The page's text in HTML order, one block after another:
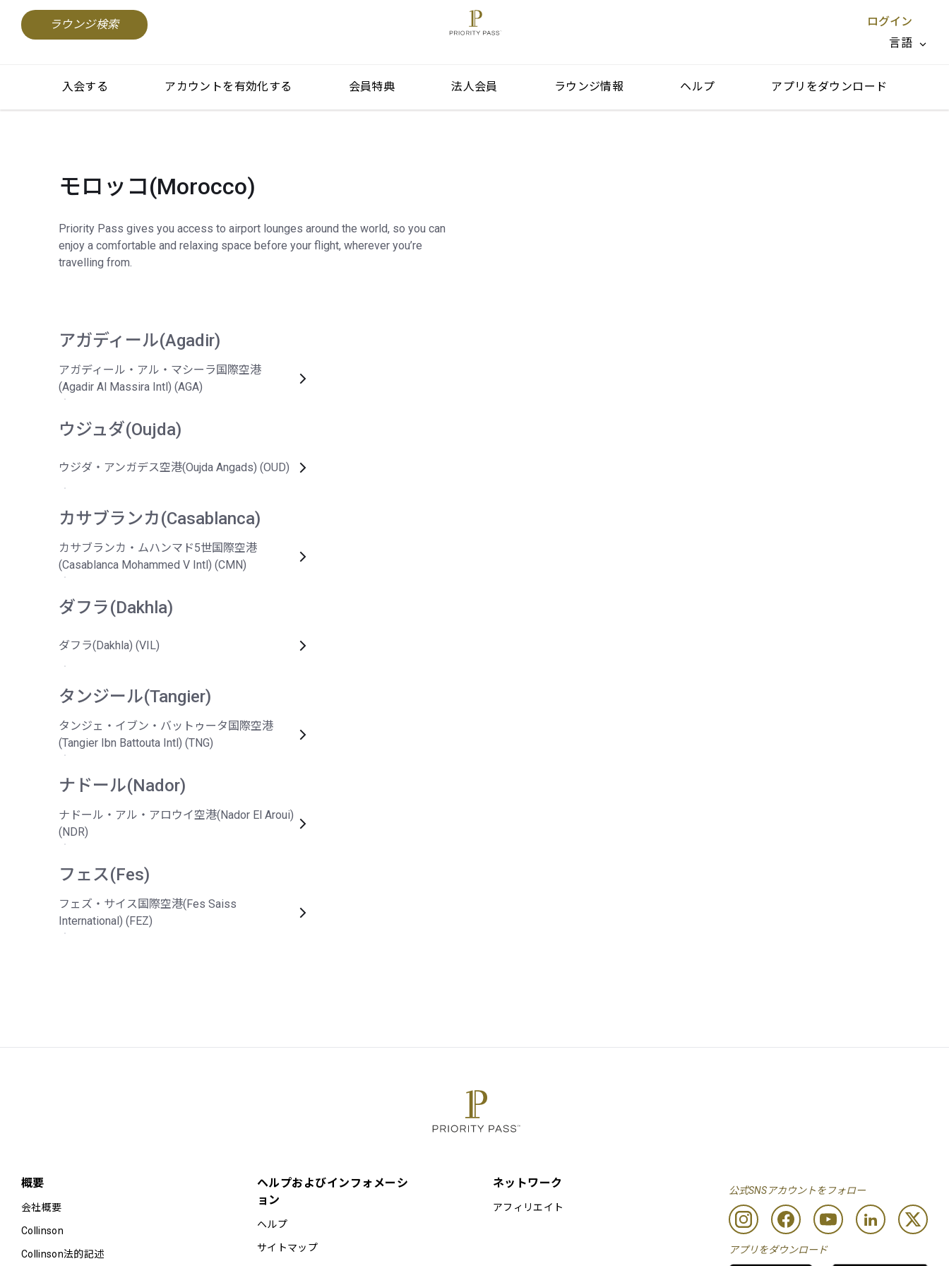
ラウンジ検索
ログイン
言語
閉じる X
入会する アカウントを有効化する 会員特典 法人会員 ラウンジ情報 ヘルプ アプリをダウンロード
モロッコ(Morocco)
Priority Pass gives you access to airport lounges around the world, so you can
enjoy a comfortable and relaxing space before your flight, wherever you’re
travelling from.
アガディール(Agadir)
アガディール・アル・マシーラ国際空港
(Agadir Al Massira Intl) (AGA)
ウジュダ(Oujda)
ウジダ・アンガデス空港(Oujda Angads) (OUD)
カサブランカ(Casablanca)
カサブランカ・ムハンマド5世国際空港
(Casablanca Mohammed V Intl) (CMN)
ダフラ(Dakhla)
ダフラ(Dakhla) (VIL)
タンジール(Tangier)
タンジェ・イブン・バットゥータ国際空港
(Tangier Ibn Battouta Intl) (TNG)
ナドール(Nador)
ナドール・アル・アロウイ空港(Nador El Aroui)
(NDR)
フェス(Fes)
フェズ・サイス国際空港(Fes Saiss
International) (FEZ)
概要
会社概要
Collinson
Collinson法的記述
ヘルプおよびインフォメーシ
ョン
ヘルプ
サイトマップ
ネットワーク
アフィリエイト
公式SNSアカウントをフォロー
アプリをダウンロード